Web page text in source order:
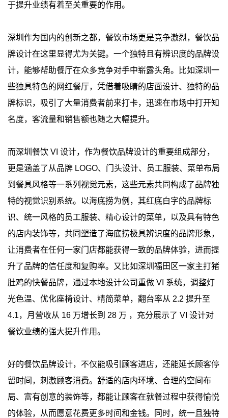
于提升业绩有着至关重要的作用。
深圳作为国内的创新之都，餐饮市场更是竞争激烈，餐饮品
牌设计在这里显得尤为关键。一个独特且有辨识度的品牌设
计，能够帮助餐厅在众多竞争对手中崭露头角。比如深圳一
些独具特色的网红餐厅，凭借着吸睛的店面设计、独特的品
牌标识，吸引了大量消费者前来打卡，迅速在市场中打开知
名度，客流量和销售额也随之大幅提升。
而深圳餐饮 VI 设计，作为餐饮品牌设计的重要组成部分，
更是涵盖了从品牌 LOGO、门头设计、员工服装、菜单布局
到餐具风格等一系列视觉元素，这些元素共同构成了品牌独
特的视觉识别系统。以海底捞为例，其红底白字的品牌标
识、统一风格的员工服装、精心设计的菜单，以及具有特色
的店内装饰等，共同塑造了海底捞极具辨识度的品牌形象，
让消费者在任何一家门店都能获得一致的品牌体验，进而提
升了品牌的信任度和复购率。又比如深圳福田区一家主打猪
肚鸡的快餐品牌，通过本地设计公司重做 VI 系统，调整灯
光色温、优化座椅设计、精简菜单，翻台率从 2.2 提升至
4.1，月营收从 16 万增长到 28 万 ，充分展示了 VI 设计对
餐饮业绩的强大提升作用。
好的餐饮品牌设计，不仅能吸引顾客进店，还能延长顾客停
留时间，刺激顾客消费。舒适的店内环境、合理的空间布
局、富有创意的装饰等，都能让顾客在就餐过程中获得愉悦
的体验，从而愿意花费更多时间和金钱。同时，统一且独特